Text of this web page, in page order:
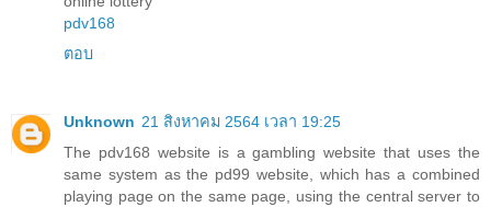
pdv168
ตอบ
Unknown 21 สิงหาคม 2564 เวลา 19:25
The pdv168 website is a gambling website that uses the
same system as the pd99 website, which has a combined
playing page on the same page, using the central server to